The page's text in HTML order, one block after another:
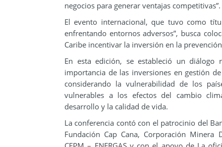
negocios para generar ventajas competitivas”.
El evento internacional, que tuvo como
enfrentando entornos adversos”, busca
Caribe incentivar la inversión en la
En esta edición, se estableció un
importancia de las inversiones en gestión
considerando la vulnerabilidad de los
vulnerables a los efectos del cambio
desarrollo y la calidad de vida.
La conferencia contó con el patrocinio del
Fundación Cap Cana, Corporación Minera